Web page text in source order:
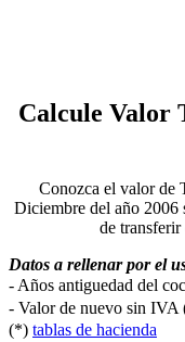
Calcule Valor
Conozca el valor de
Diciembre del año 2006
de
Datos a rellenar por el
- Años antiguedad del
- Valor de nuevo sin IVA
(*) tablas de hacienda